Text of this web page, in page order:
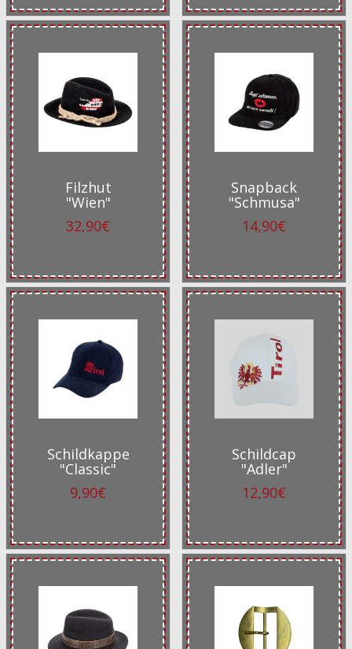
Filzhut
"Wien"
32,90€
Snapback
"Schmusa"
14,90€
Schildkappe
"Classic"
9,90€
Schildcap
"Adler"
12,90€